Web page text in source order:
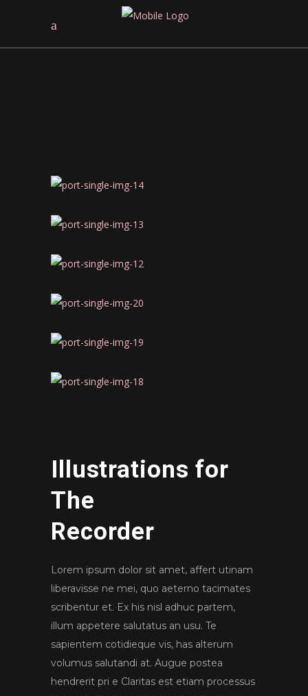
Illustrations for
The
Recorder
Lorem ipsum dolor sit amet, affert utinam
liberavisse ne mei, quo aeterno tacimates
scribentur et. Ex his nisl adhuc partem,
illum appetere salutatus an usu. Te
sapientem cotidieque vis, has alterum
volumus salutandi at. Augue postea
hendrerit pri e Claritas est etiam processus